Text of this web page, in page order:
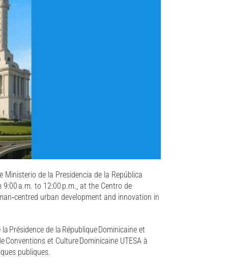
Ministerio de la Presidencia de la República
9:00 a.m. to 12:00 p.m., at the Centro de
urban development and innovation in
Présidence de la République Dominicaine et
Conventions et Culture Dominicaine UTESA à
publiques.